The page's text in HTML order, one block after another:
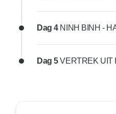
Dag 4 NINH BINH -
Dag 5VERTREK UIT